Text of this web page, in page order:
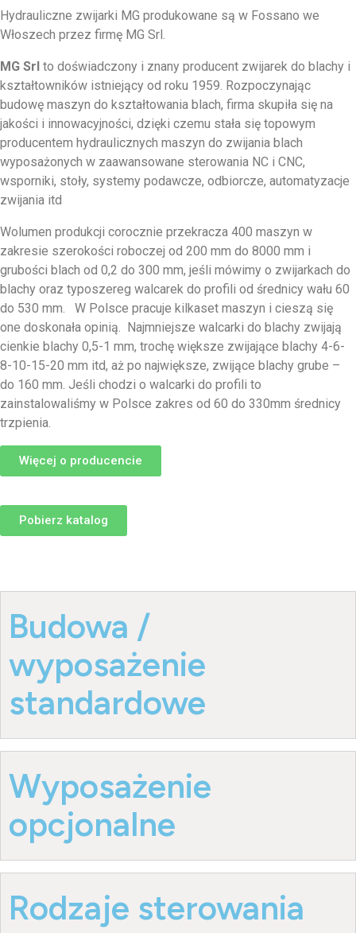
Hydrauliczne zwijarki MG produkowane są w Fossano we
Włoszech przez firmę MG Srl.
MG Srl to doświadczony i znany producent zwijarek do blachy i
kształtowników istniejący od roku 1959. Rozpoczynając
budowę maszyn do kształtowania blach, firma skupiła się na
jakości i innowacyjności, dzięki czemu stała się topowym
producentem hydraulicznych maszyn do zwijania blach
wyposażonych w zaawansowane sterowania NC i CNC,
wsporniki, stoły, systemy podawcze, odbiorcze, automatyzacje
zwijania itd
Wolumen produkcji corocznie przekracza 400 maszyn w
zakresie szerokości roboczej od 200 mm do 8000 mm i
grubości blach od 0,2 do 300 mm, jeśli mówimy o zwijarkach do
blachy oraz typoszereg walcarek do profili od średnicy wału 60
do 530 mm. W Polsce pracuje kilkaset maszyn i cieszą się
one doskonała opinią. Najmniejsze walcarki do blachy zwijają
cienkie blachy 0,5-1 mm, trochę większe zwijające blachy 4-6-
8-10-15-20 mm itd, aż po największe, zwijące blachy grube –
do 160 mm. Jeśli chodzi o walcarki do profili to
zainstalowaliśmy w Polsce zakres od 60 do 330mm średnicy
trzpienia.
Więcej o producencie
Pobierz katalog
Budowa /
wyposażenie
standardowe
Wyposażenie
opcjonalne
Rodzaje sterowania